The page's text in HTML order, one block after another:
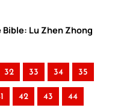
Lu Zhen Zhong
32 33 34 35
42 43 44